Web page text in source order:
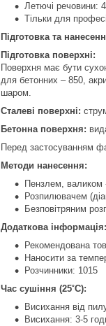
Летючі речовини:
Тільки для
Підготовка та
Підготовка поверхні:
Поверхня має бути
для бетонних – 850,
шаром.
Сталеві поверхні:
Бетонна поверхня:
Перед застосуванням
Методи нанесення:
Пензлем, валиком
Розпилювачем
Безповітряним
Додаткова інформація:
Рекомендована
Наносити за
Розчинники: 1015
Час сушіння (25˚C):
Висихання від
Висихання: 3-5